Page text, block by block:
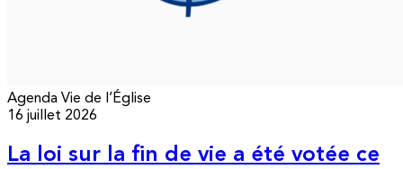
Agenda Vie de l’Église
16 juillet 2026
La loi sur la fin de vie a été votée ce